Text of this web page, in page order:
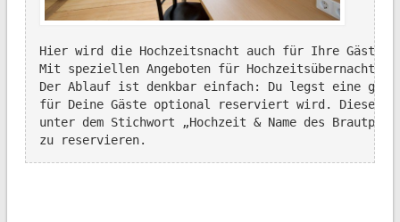
Hier wird die Hochzeitsnacht auch für Ihre Gäste
Mit speziellen Angeboten für
Der Ablauf ist denkbar einfach: Du legst eine
für Deine Gäste optional reserviert wird. Diese
unter dem Stichwort „Hochzeit & Name des
zu reservieren.